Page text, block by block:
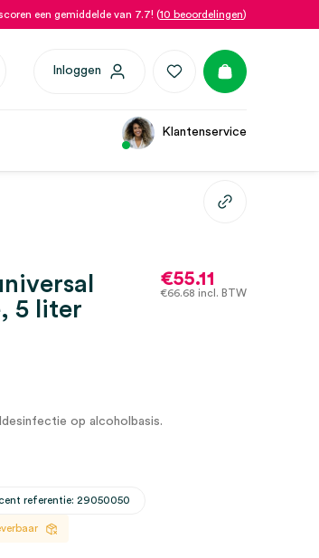
een gemiddelde van 7.7! (10 beoordelingen)
Inloggen
Klantenservice
5 liter
€55.11
€66.68 incl. BTW
op alcoholbasis.
referentie: 29050050